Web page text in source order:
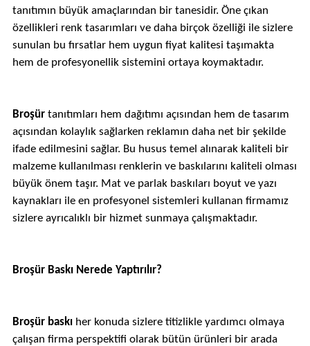
tanıtımın büyük amaçlarından bir tanesidir. Öne çıkan
özellikleri renk tasarımları ve daha birçok özelliği ile sizlere
sunulan bu fırsatlar hem uygun fiyat kalitesi taşımakta
hem de profesyonellik sistemini ortaya koymaktadır.
Broşürtanıtımları hem dağıtımı açısından hem de tasarım
açısından kolaylık sağlarken reklamın daha net bir şekilde
ifade edilmesini sağlar. Bu husus temel alınarak kaliteli bir
malzeme kullanılması renklerin ve baskılarını kaliteli olması
büyük önem taşır. Mat ve parlak baskıları boyut ve yazı
kaynakları ile en profesyonel sistemleri kullanan firmamız
sizlere ayrıcalıklı bir hizmet sunmaya çalışmaktadır.
Broşür Baskı Nerede Yaptırılır?
Broşür baskıher konuda sizlere titizlikle yardımcı olmaya
çalışan firma perspektifi olarak bütün ürünleri bir arada